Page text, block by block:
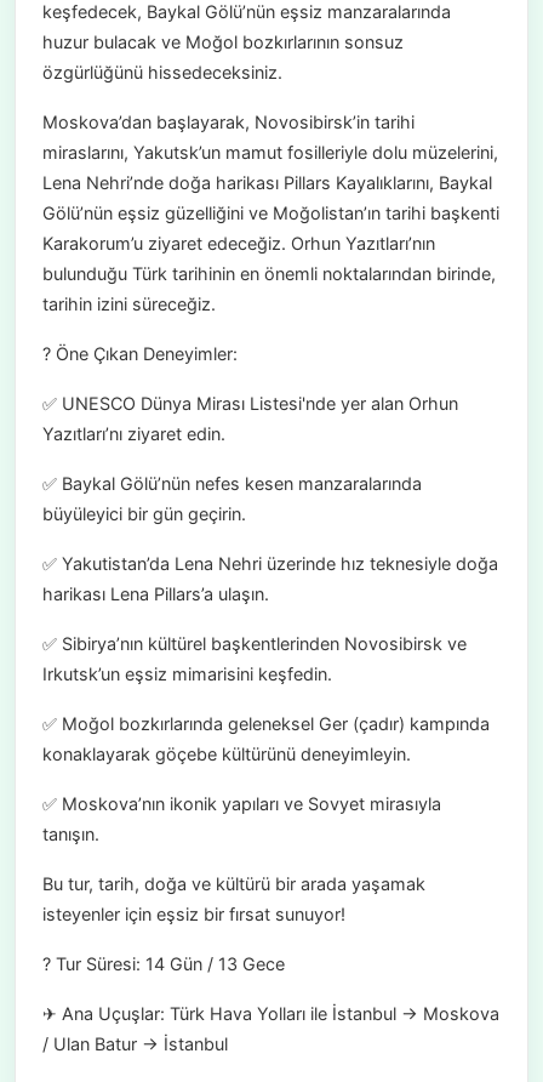
keşfedecek, Baykal Gölü’nün eşsiz manzaralarında
huzur bulacak ve Moğol bozkırlarının sonsuz
özgürlüğünü hissedeceksiniz.
Moskova’dan başlayarak, Novosibirsk’in tarihi
miraslarını, Yakutsk’un mamut fosilleriyle dolu müzelerini,
Lena Nehri’nde doğa harikası Pillars Kayalıklarını, Baykal
Gölü’nün eşsiz güzelliğini ve Moğolistan’ın tarihi başkenti
Karakorum’u ziyaret edeceğiz. Orhun Yazıtları’nın
bulunduğu Türk tarihinin en önemli noktalarından birinde,
tarihin izini süreceğiz.
? Öne Çıkan Deneyimler:
✅ UNESCO Dünya Mirası Listesi'nde yer alan Orhun
Yazıtları’nı ziyaret edin.
✅ Baykal Gölü’nün nefes kesen manzaralarında
büyüleyici bir gün geçirin.
✅ Yakutistan’da Lena Nehri üzerinde hız teknesiyle doğa
harikası Lena Pillars’a ulaşın.
✅ Sibirya’nın kültürel başkentlerinden Novosibirsk ve
Irkutsk’un eşsiz mimarisini keşfedin.
✅ Moğol bozkırlarında geleneksel Ger (çadır) kampında
konaklayarak göçebe kültürünü deneyimleyin.
✅ Moskova’nın ikonik yapıları ve Sovyet mirasıyla
tanışın.
Bu tur, tarih, doğa ve kültürü bir arada yaşamak
isteyenler için eşsiz bir fırsat sunuyor!
? Tur Süresi: 14 Gün / 13 Gece
✈ Ana Uçuşlar: Türk Hava Yolları ile İstanbul → Moskova
/ Ulan Batur → İstanbul